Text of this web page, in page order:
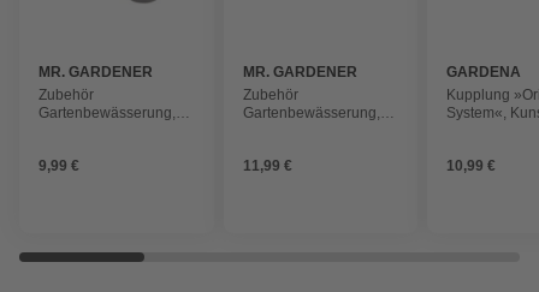
MR. GARDENER
Zubehör
Gartenbewässerung,
9,99 €
MR. GARDENER
Zubehör
Gartenbewässerung,
11,99 €
GARDENA
Kupplung
System«,
10,99 €